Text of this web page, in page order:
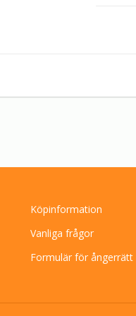
Köpinformation
Vanliga frågor
Formulär för ångerrätt